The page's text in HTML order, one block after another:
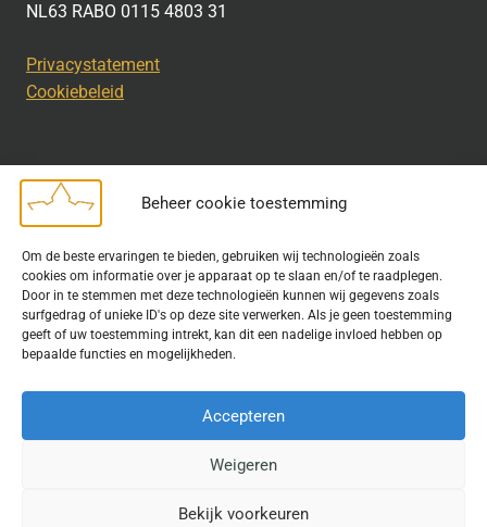
Beheer cookie toestemming
Om de beste ervaringen te bieden, gebruiken wij technologieën zoals
cookies om informatie over je apparaat op te slaan en/of te raadplegen.
Door in te stemmen met deze technologieën kunnen wij gegevens zoals
surfgedrag of unieke ID's op deze site verwerken. Als je geen toestemming
geeft of uw toestemming intrekt, kan dit een nadelige invloed hebben op
bepaalde functies en mogelijkheden.
Accepteren
Weigeren
Bekijk voorkeuren
NL63 RABO 0115 4803 31
Privacystatement
Cookiebeleid
Bij het uitdragen van de doelstelling van de Geschiedkundige
Kring wordt gebruik gemaakt van rechtenvrije informatie en data
waarvoor toestemming is verleend. Indien u op deze site een
publicatie van tekst of beeld aantreft die hier niet aan voldoet,